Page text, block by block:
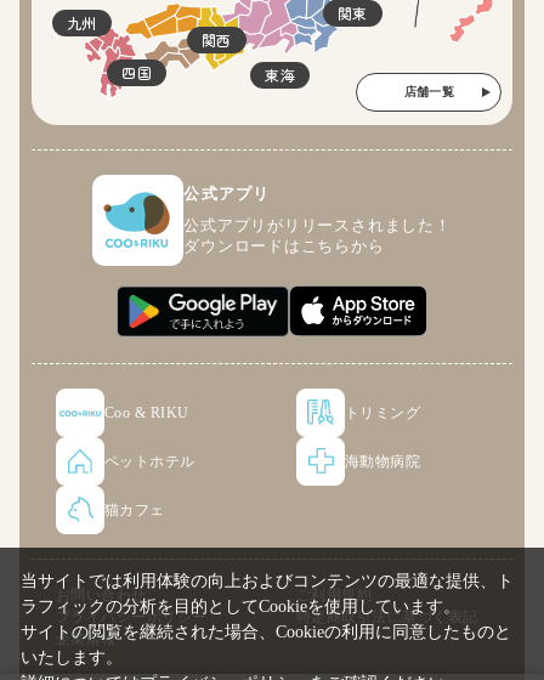
関東
東海
関西
四国
九州
店舗一覧
公式アプリ
公式アプリがリリースされました！
ダウンロードはこちらから
Coo & RIKU トリミング
ペットホテル 海動物病院
猫カフェ
お問い合わせ
ご利用規約
プライバシーポリシー
特定商取引法に基づく表記
企業情報
当サイトでは利用体験の向上およびコンテンツの最適な提供、ト
ラフィックの分析を目的としてCookieを使用しています。
サイトの閲覧を継続された場合、Cookieの利用に同意したものと
いたします。